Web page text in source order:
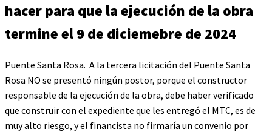
hacer para que la ejecución de la obra
termine el 9 de diciemebre de 2024
Puente Santa Rosa. A la tercera licitación del Puente Santa
Rosa NO se presentó ningún postor, porque el constructor
responsable de la ejecución de la obra, debe haber verificado
que construir con el expediente que les entregó el MTC, es de
muy alto riesgo, y el financista no firmaría un convenio por